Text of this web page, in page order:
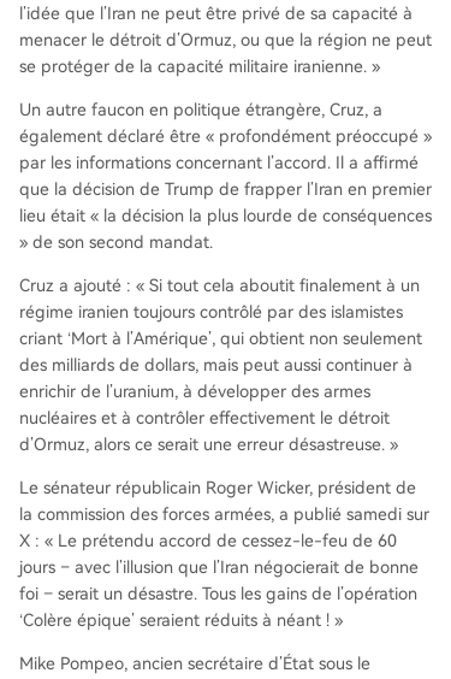
l’idée que l’Iran ne peut être privé de sa capacité à
menacer le détroit d’Ormuz, ou que la région ne peut
se protéger de la capacité militaire iranienne. »
Un autre faucon en politique étrangère, Cruz, a
également déclaré être « profondément préoccupé »
par les informations concernant l’accord. Il a affirmé
que la décision de Trump de frapper l’Iran en premier
lieu était « la décision la plus lourde de conséquences
» de son second mandat.
Cruz a ajouté : « Si tout cela aboutit finalement à un
régime iranien toujours contrôlé par des islamistes
criant ‘Mort à l’Amérique’, qui obtient non seulement
des milliards de dollars, mais peut aussi continuer à
enrichir de l’uranium, à développer des armes
nucléaires et à contrôler effectivement le détroit
d’Ormuz, alors ce serait une erreur désastreuse. »
Le sénateur républicain Roger Wicker, président de
la commission des forces armées, a publié samedi sur
X : « Le prétendu accord de cessez-le-feu de 60
jours – avec l’illusion que l’Iran négocierait de bonne
foi – serait un désastre. Tous les gains de l’opération
‘Colère épique’ seraient réduits à néant ! »
Mike Pompeo, ancien secrétaire d’État sous le